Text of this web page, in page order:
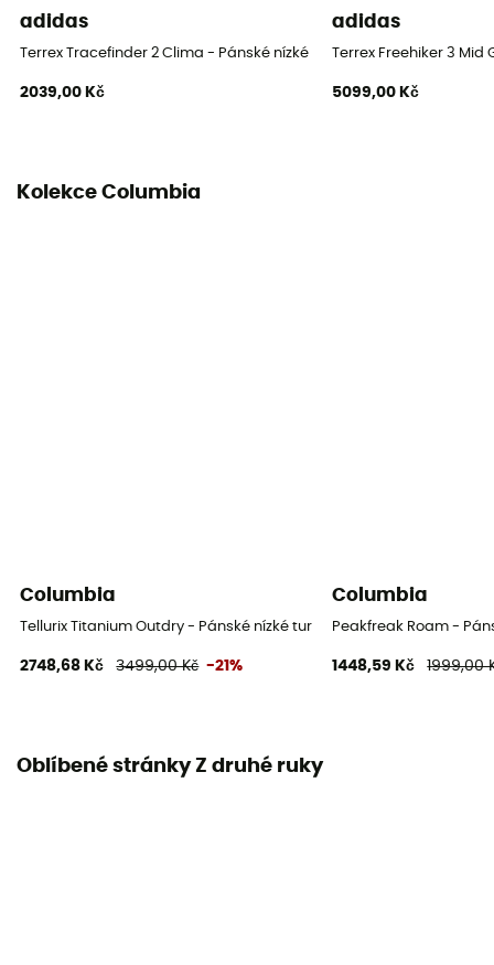
Šňůrky
adidas
Terrex Tracefinder 2 Clima - Pánské nízké turistické boty
2039,00 Kč
adidas
Terrex Freehiker 3
5099,00 Kč
Kolekce Columbia
Columbia
Tellurix Titanium Outdry - Pánské nízké turistické boty
2748,68 Kč 3499,00 Kč -21%
Columbia
Peakfreak Roam -
1448,59 Kč 1999,00
Oblíbené stránky Z druhé ruky